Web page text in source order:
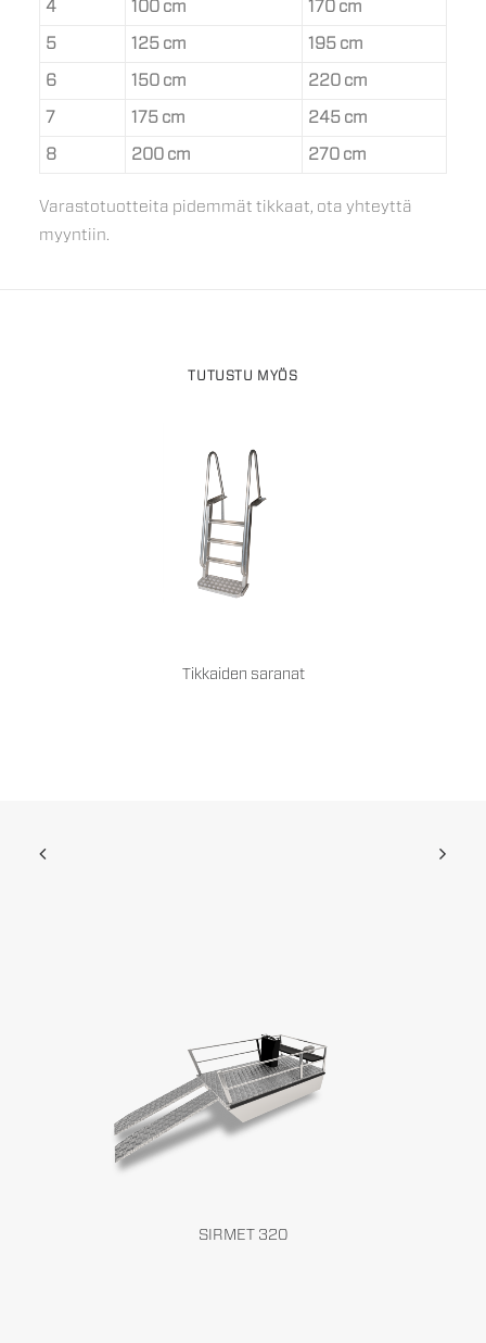
4 100 cm 170 cm
5 125 cm 195 cm
6 150 cm 220 cm
7 175 cm 245 cm
8 200 cm 270 cm
Varastotuotteita pidemmät tikkaat, ota yhteyttä
myyntiin.
TUTUSTU MYÖS
Tikkaiden saranat
SIRMET 320